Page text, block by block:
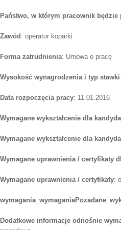
Państwo, w którym pracownik będzie
Zawód : operator koparki
Forma zatrudnienia: Umowa o pracę
Wysokość wynagrodzenia i typ stawki
Data rozpoczęcia pracy: 11.01.2016
Wymagane wykształcenie dla
Wymagane wykształcenie dla
Wymagane uprawnienia / certyfikaty
Wymagane uprawnienia / certyfikaty:
Dodatkowe informacje odnośnie